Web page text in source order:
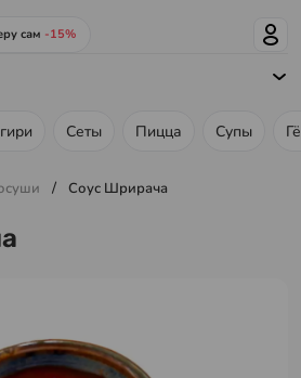
сам -15%
Сеты Пицца Супы
/ Соус Шрирача